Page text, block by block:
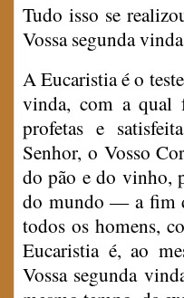
Tudo isso se
Vossa segunda
A Eucaristia é o
vinda, com a qual
profetas e
Senhor, o Vosso
do pão e do vinho,
do mundo — a fim
todos os homens,
Eucaristia é, ao
Vossa segunda